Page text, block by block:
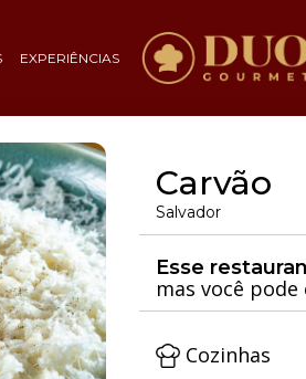
EXPERIÊNCIAS
Carvão
Salvador
Esse
mas você
Cozinhas